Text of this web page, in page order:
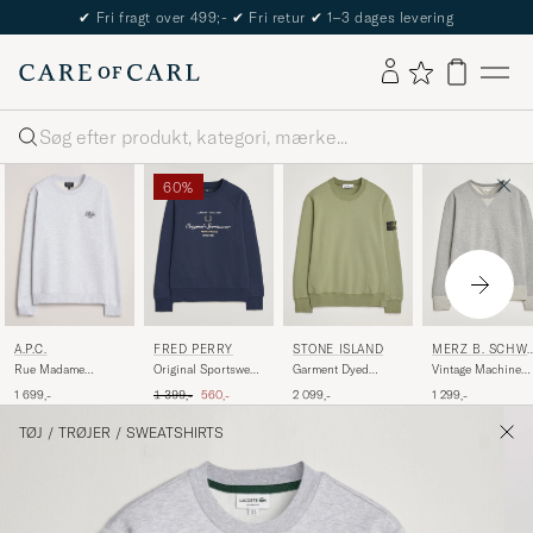
The Care of Carl Passport
Søg
A.P.C.
Rue Madame
Grey/Black
1 699,-
60%
FRED PERRY
Original Sportswear
Blue
Ordinary pris
1 399,- Nedsat pris
560,-
STONE ISLAND
Garment Dyed
Sage
2 099,-
MERZ B.
NEN
Vintage Machine
Melange
1 299,-
TØJ / TRØJER / SWEATSHIRTS